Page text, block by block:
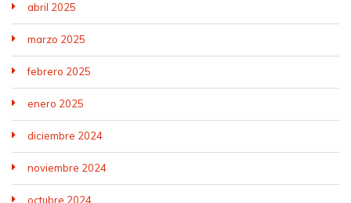
abril 2025
marzo 2025
febrero 2025
enero 2025
diciembre 2024
noviembre 2024
octubre 2024